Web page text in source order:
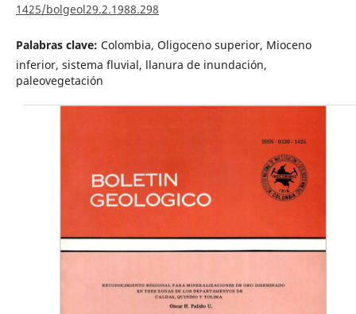
1425/bolgeol29.2.1988.298
Palabras clave: Colombia, Oligoceno superior, Mioceno
inferior, sistema fluvial, llanura de inundación,
paleovegetación